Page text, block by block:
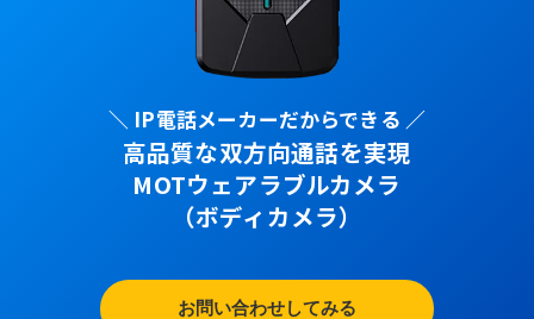
＼ IP電話メーカーだからできる ／
高品質な双方向通話を実現
MOTウェアラブルカメラ
（ボディカメラ）
お問い合わせしてみる